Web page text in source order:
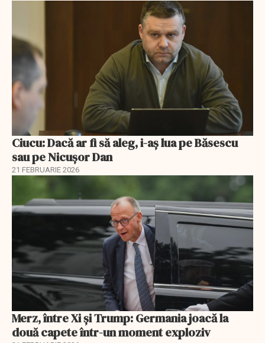
Ciucu: Dacă ar fi să aleg, i-aș lua pe Băsescu
sau pe Nicușor Dan
21 FEBRUARIE 2026
Merz, între Xi și Trump: Germania joacă la
două capete într-un moment exploziv